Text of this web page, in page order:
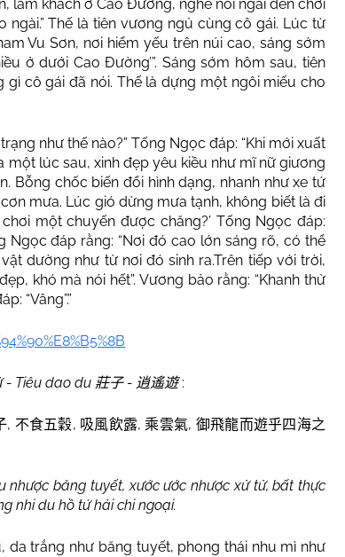
làm khách ở Cao Đường, nghe nói ngài đến chơi
Thế là tiên vương ngủ cùng cô gái. Lúc từ
Vu Sơn, nơi hiểm yếu trên núi cao, sáng sớm
ở dưới Cao Đường’”. Sáng sớm hôm sau, tiên
cô gái đã nói. Thế là dựng một ngôi miếu cho
như thế nào?” Tống Ngọc đáp: “Khi mới xuất
lúc sau, xinh đẹp yêu kiều như mĩ nữ giương
Bỗng chốc biến đổi hình dạng, nhanh như xe tứ
mưa. Lúc gió dừng mưa tạnh, không biết là đi
một chuyến được chăng?’ Tống Ngọc đáp:
Ngọc đáp rằng: “Nơi đó cao lớn sáng rõ, có thể
dường như từ nơi đó sinh ra.Trên tiếp với trời,
khó mà nói hết”. Vương bảo rằng: “Khanh thử
“Vâng”.”
- Tiêu dao du 莊子- 逍遙遊:
, 不食五穀, 吸風飲露, 乘雲氣, 御飛龍而遊乎四海之
nhược băng tuyết, xước ước nhược xử tử, bất thực
nhi du hồ tứ hải chi ngoại.
da trắng như băng tuyết, phong thái nhu mì như